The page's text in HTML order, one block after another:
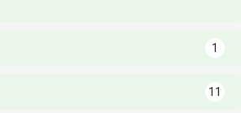
1
11